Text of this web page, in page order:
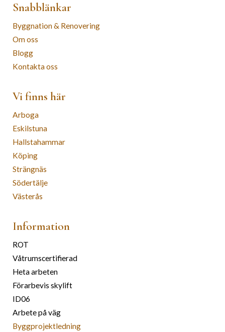
Snabblänkar
Byggnation & Renovering
Om oss
Blogg
Kontakta oss
Vi finns här
Arboga
Eskilstuna
Hallstahammar
Köping
Strängnäs
Södertälje
Västerås
Information
ROT
Våtrumscertifierad
Heta arbeten
Förarbevis skylift
ID06
Arbete på väg
Byggprojektledning